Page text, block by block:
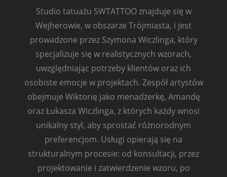
Studio tatuażu SWTATTOO znajduje się w
Wejherowie, w obszarze Trójmiasta, i jest
prowadzone przez Szymona Wiczlinga, który
specjalizuje się w realistycznych wzorach,
uwzględniając potrzeby klientów oraz ich
osobiste emocje w projektach. Zespół artystów
obejmuje Wiktorię jako menadżerkę, Amandę
oraz Łukasza Wiczlinga, z których każdy wnosi
unikalny styl, aby sprostać różnorodnym
preferencjom. Usługi opierają się na
strukturalnym procesie: od konsultacji, przez
projektowanie i zatwierdzenie wzoru, po